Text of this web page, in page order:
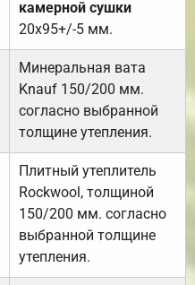
камерной сушки
20х95+/-5 мм.
Минеральная вата
Knauf 150/200 мм.
согласно выбранной
толщине утепления.
Плитный утеплитель
Rockwool, толщиной
150/200 мм. согласно
выбранной толщине
утепления.